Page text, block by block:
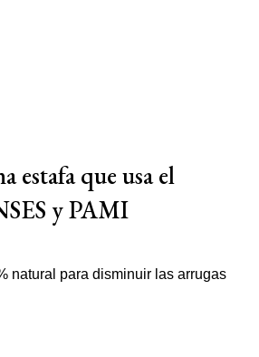
estafa que usa el
y PAMI